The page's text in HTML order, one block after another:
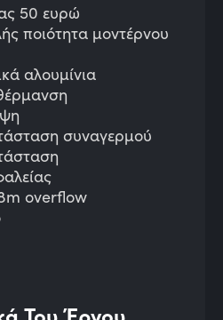
50 ευρώ
ποιότητα μοντέρνου
αλουμίνια
συναγερμού
overflow